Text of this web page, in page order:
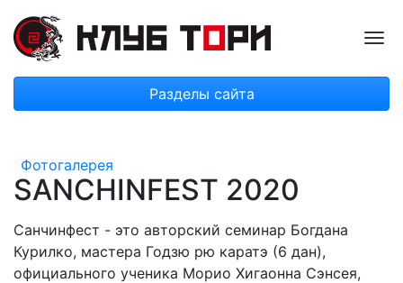
Разделы сайта
Фотогалерея
SANCHINFEST 2020
Санчинфест - это авторский семинар Богдана
Курилко, мастера Годзю рю каратэ (6 дан),
официального ученика Морио Хигаонна Сэнсея,